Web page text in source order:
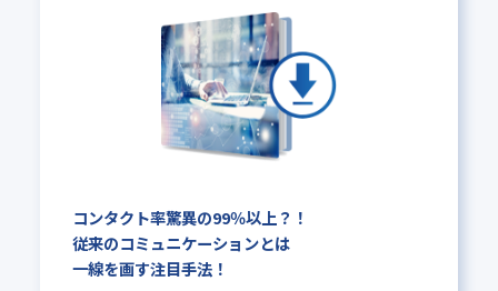
コンタクト率驚異の99％以上？！
従来のコミュニケーションとは
一線を画す注目手法！